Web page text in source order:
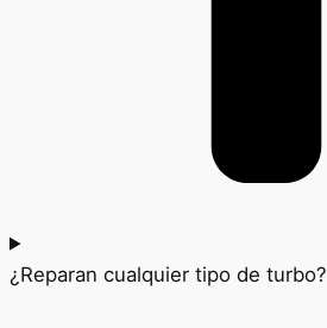
¿Reparan cualquier tipo de turbo?